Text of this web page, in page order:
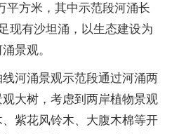
平方米，其中示范段河涌长
现有沙坦涌，以生态建设为
景观。
河涌景观示范段通过河涌两
大树，考虑到两岸植物景观
紫花风铃木、大腹木棉等开